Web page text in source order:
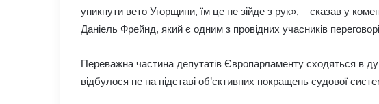
уникнути вето Угорщини, їм це не зійде з рук», – сказав у
Даніель Фрейнд, який є одним з провідних учасників
Переважна частина депутатів Європарламенту сходяться в
відбулося не на підставі об’єктивних покращень судової